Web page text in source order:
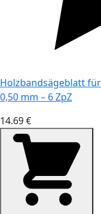
Holzbandsägeblatt für
0,50 mm – 6 ZpZ
14.69 €